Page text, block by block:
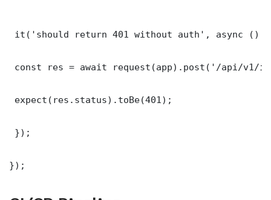
it('should return 401 without auth', async ()
const res = await request(app).post('/api/v1/
expect(res.status).toBe(401);
});
});